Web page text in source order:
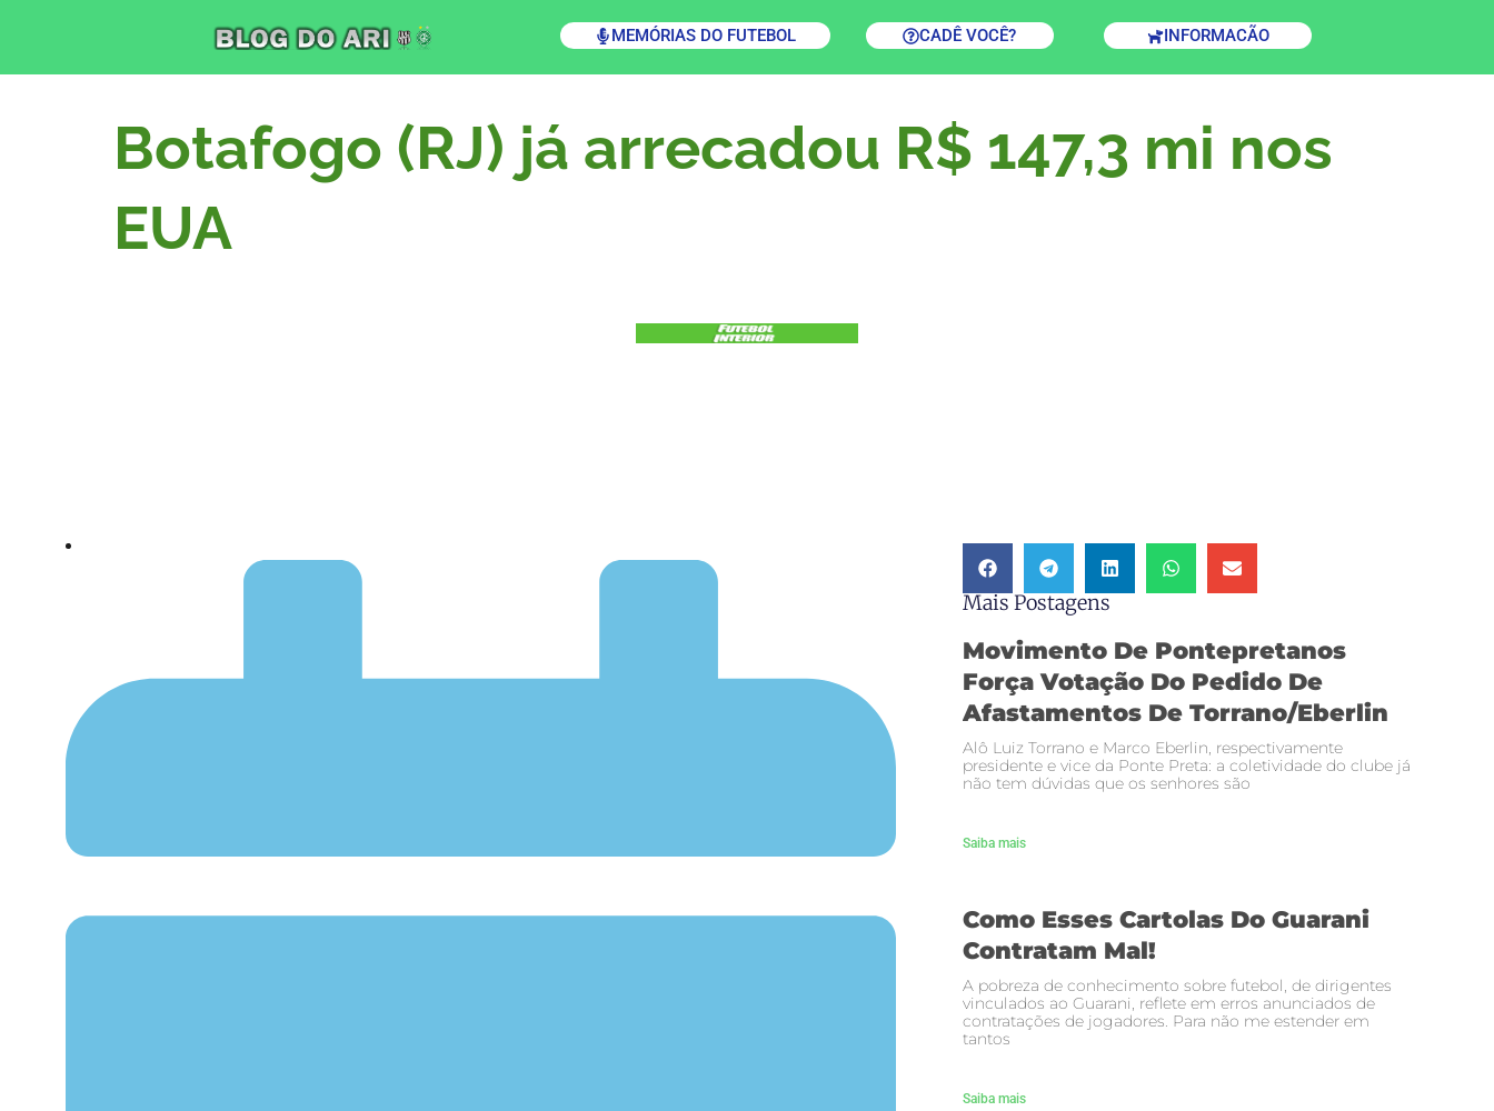
MEMÓRIAS DO FUTEBOL CADÊ VOCÊ? INFORMACÃO
Botafogo (RJ) já arrecadou R$ 147,3 mi nos
EUA
Mais Postagens
Movimento De Pontepretanos
Força Votação Do Pedido De
Afastamentos De Torrano/Eberlin
Alô Luiz Torrano e Marco Eberlin, respectivamente
presidente e vice da Ponte Preta: a coletividade do clube já
não tem dúvidas que os senhores são
Saiba mais
Como Esses Cartolas Do Guarani
Contratam Mal!
A pobreza de conhecimento sobre futebol, de dirigentes
vinculados ao Guarani, reflete em erros anunciados de
contratações de jogadores. Para não me estender em
tantos
Saiba mais